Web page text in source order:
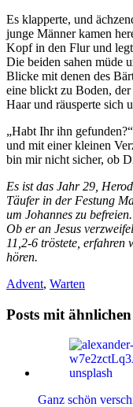
Es klapperte, und
junge Männer kamen
Kopf in den Flur und
Die beiden sahen müde
Blicke mit denen des
eine blickt zu Boden,
Haar und räusperte sich
„Habt Ihr ihn
und mit einer kleinen
bin mir nicht sicher, ob
Es ist das Jahr 29,
Täufer in der Festung
um Johannes zu
Ob er an Jesus
11,2-6 tröstete, erfahren
hören.
Advent, Warten
Posts mit
Ganz schön